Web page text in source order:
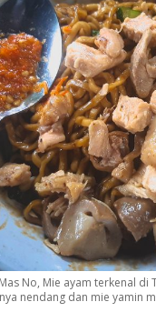
No, Mie ayam terkenal di
nendang dan mie yamin